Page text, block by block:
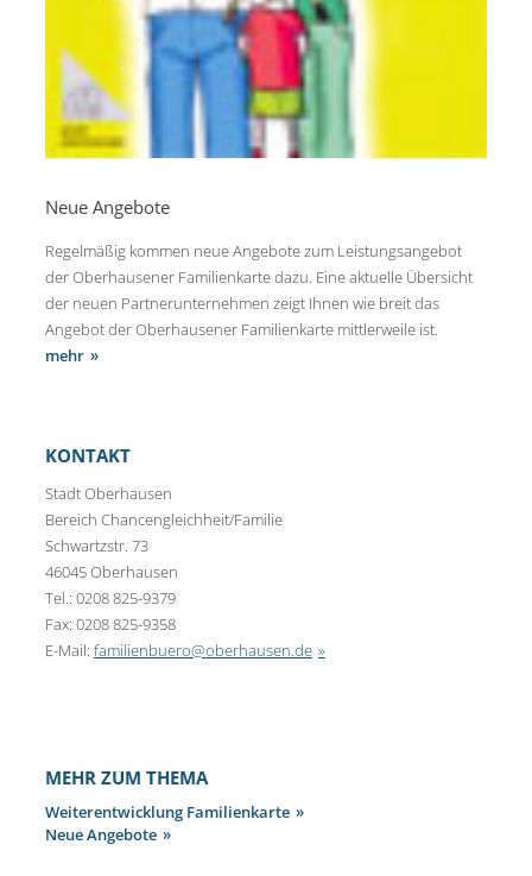
Neue Angebote
Regelmäßig kommen neue Angebote zum Leistungsangebot
der Oberhausener Familienkarte dazu. Eine aktuelle Übersicht
der neuen Partnerunternehmen zeigt Ihnen wie breit das
Angebot der Oberhausener Familienkarte mittlerweile ist.
mehr
KONTAKT
Stadt Oberhausen
Bereich Chancengleichheit/Familie
Schwartzstr. 73
46045 Oberhausen
Tel.: 0208 825-9379
Fax: 0208 825-9358
E-Mail: familienbuero@oberhausen.de
MEHR ZUM THEMA
Weiterentwicklung Familienkarte
Neue Angebote